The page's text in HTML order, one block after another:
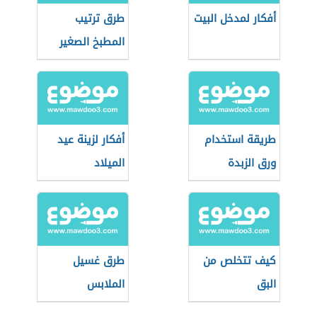
أفكار لمدخل البيت
طرق ترتيب
المطبخ الصغير
طريقة استخدام
ورق الزبدة
أفكار لزينة عيد
الميلاد
كيف تتخلص من
البق
طرق غسيل
الملابس